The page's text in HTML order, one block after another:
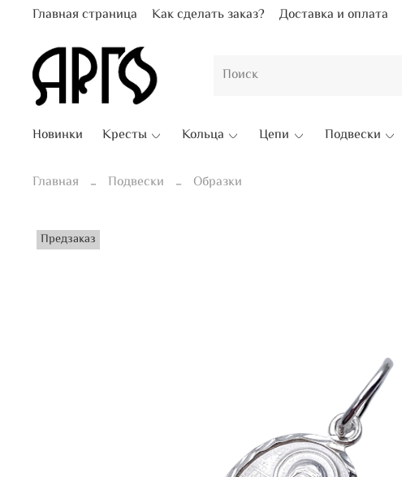
Главная страница Как сделать заказ? Доставка и оплата
Новинки Кресты Кольца Цепи Подвески
Главная Подвески Образки
Предзаказ